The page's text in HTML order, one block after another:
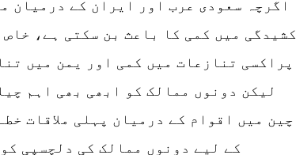
اگرچہ سعودی عرب اور ایران کے درمیان
کشیدگی میں کمی کا باعث بن سکتی ہے،
پراکسی تنازعات میں کمی اور یمن میں
لیکن دونوں ممالک کو ابھی بھی اہم
چین میں اقوام کے درمیان پہلی ملاقات
کے لیے دونوں ممالک کی دلچسپی